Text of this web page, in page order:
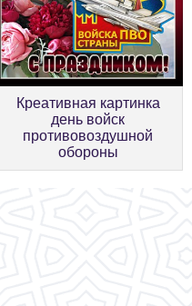
Креативная картинка
день войск
противовоздушной
обороны